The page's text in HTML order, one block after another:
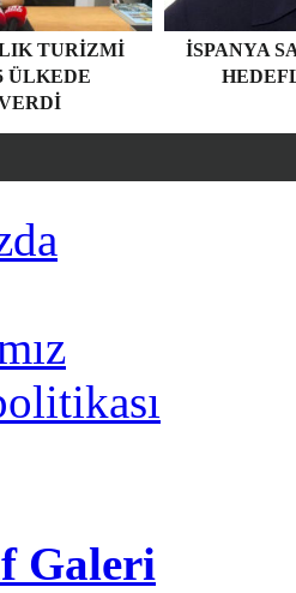
TURIZMI
ÜLKEDE
İSPANYA
Galeri